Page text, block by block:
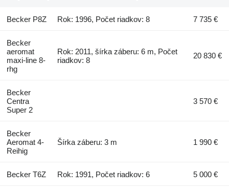
Becker P8Z Rok: 1996, Počet riadkov: 8 7 735 €
Becker
aeromat
maxi-line 8-
rhg
Rok: 2011, šírka záberu: 6 m, Počet
riadkov: 8
20 830 €
Becker
Centra
Super 2
3 570 €
Becker
Aeromat 4-
Reihig
Šírka záberu: 3 m 1 990 €
Becker T6Z Rok: 1991, Počet riadkov: 6 5 000 €